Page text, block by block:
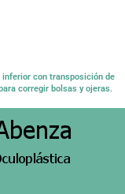
con transposición de
corregir bolsas y ojeras.